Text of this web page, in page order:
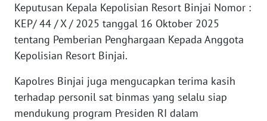
Keputusan Kepala Kepolisian Resort Binjai Nomor :
KEP/ 44 / X / 2025 tanggal 16 Oktober 2025
tentang Pemberian Penghargaan Kepada Anggota
Kepolisian Resort Binjai.
Kapolres Binjai juga mengucapkan terima kasih
terhadap personil sat binmas yang selalu siap
mendukung program Presiden RI dalam
SULBAR
WN
BABEL
WN
SUMBAR